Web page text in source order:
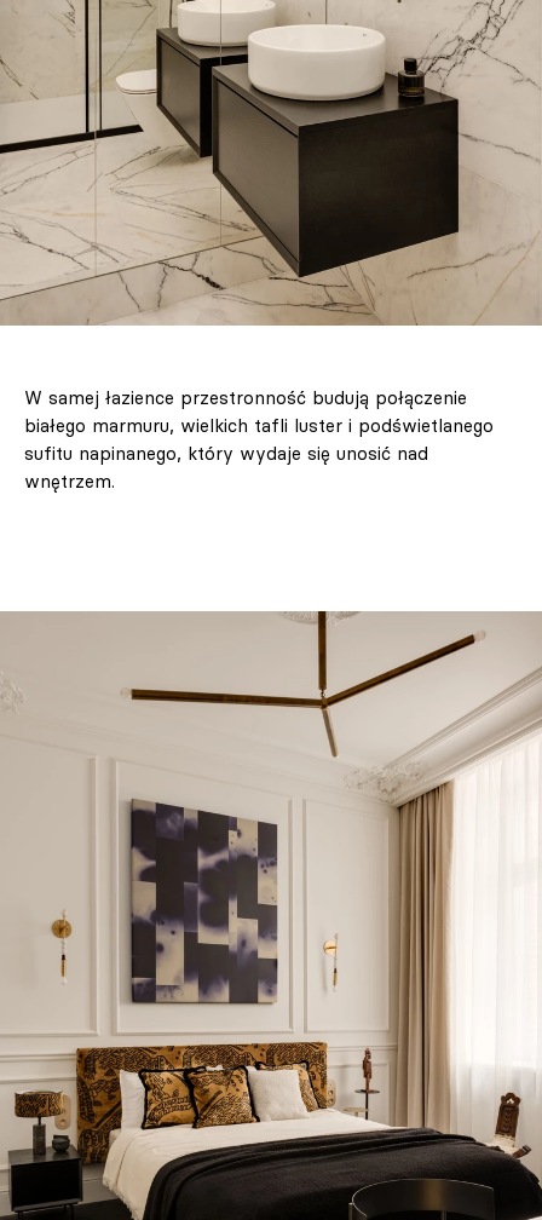
W samej łazience przestronność budują połączenie
białego marmuru, wielkich tafli luster i podświetlanego
sufitu napinanego, który wydaje się unosić nad
wnętrzem.